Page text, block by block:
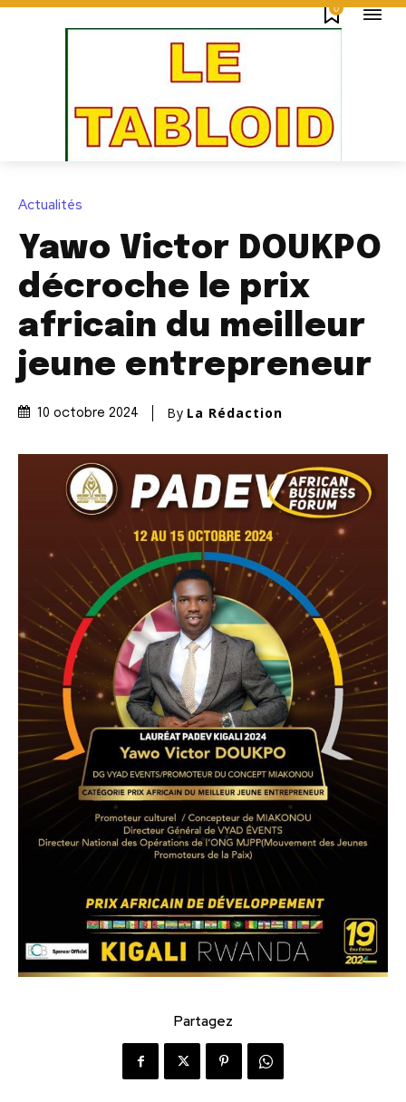
0
Actualités
Yawo Victor DOUKPO
décroche le prix
africain du meilleur
jeune entrepreneur
10 octobre 2024 By La Rédaction
Partagez